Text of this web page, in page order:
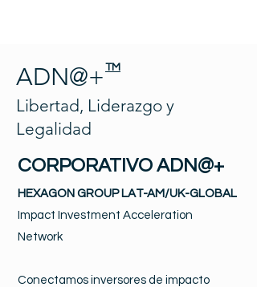
ADN@+ TM
Libertad, Liderazgo y
Legalidad
CORPORATIVO ADN@+
HEXAGON GROUP LAT-AM/UK-GLOBAL
Impact Investment Acceleration
Network
Conectamos inversores de impacto